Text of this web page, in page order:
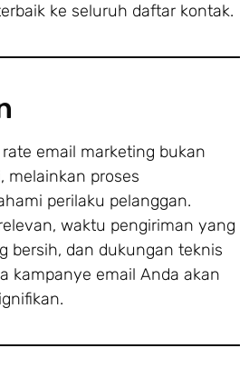
ke seluruh daftar kontak.
email marketing bukan
melainkan proses
perilaku pelanggan.
waktu pengiriman yang
bersih, dan dukungan teknis
kampanye email Anda akan